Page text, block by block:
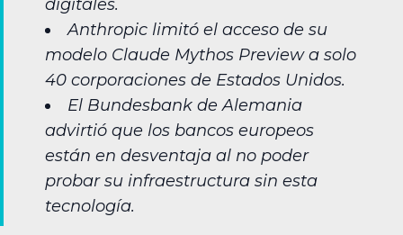
digitales.
Anthropic limitó el acceso de su
modelo Claude Mythos Preview a solo
40 corporaciones de Estados Unidos.
El Bundesbank de Alemania
advirtió que los bancos europeos
están en desventaja al no poder
probar su infraestructura sin esta
tecnología.